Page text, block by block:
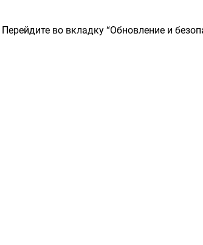
Перейдите во вкладку “Обновление и